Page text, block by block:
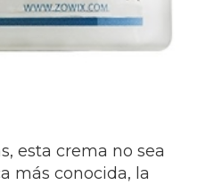
esta crema no sea
más conocida, la